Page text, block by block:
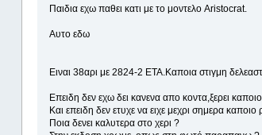
Παιδια εχω παθει κατι με το μοντελο Aristocrat.
Αυτο εδω
Ειναι 38αρι με 2824-2 ΕΤΑ.Kαποια στιγμη
Επειδη δεν εχω δει κανενα απο κοντα,ξερει
Και επειδη δεν ετυχε να ειχε μεχρι σημερα
Ποια δενει καλυτερα στο χερι ?